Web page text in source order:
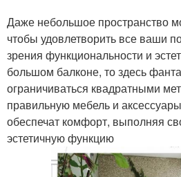
Даже небольшое пространство
чтобы удовлетворить все ваши
зрения функциональности и
большом балконе, то здесь
ограничиваться квадратными
правильную мебель и
обеспечат комфорт, выполняя
эстетичную функцию